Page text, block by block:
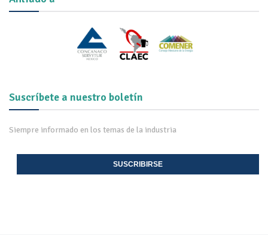
Suscríbete a nuestro boletín
Siempre informado en los temas de la industria
SUSCRIBIRSE